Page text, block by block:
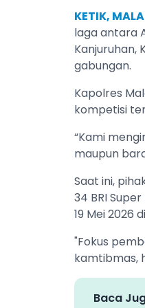
KETIK,
laga antara
Kanjuruhan,
gabungan.
Kapolres
kompetisi
“Kami
maupun
Saat ini,
34 BRI
19 Mei 2026
"Fokus
kamtibmas,
Baca